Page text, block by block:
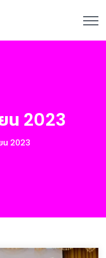
น 2023
น 2023